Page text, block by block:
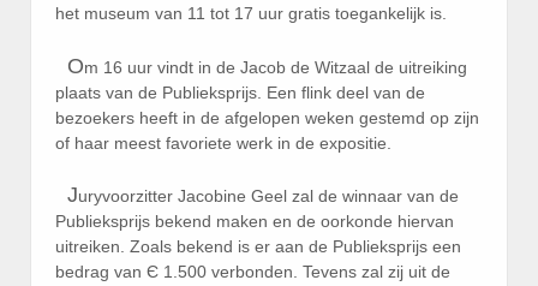
het museum van 11 tot 17 uur gratis toegankelijk is.
Om 16 uur vindt in de Jacob de Witzaal de uitreiking
plaats van de Publieksprijs. Een flink deel van de
bezoekers heeft in de afgelopen weken gestemd op zijn
of haar meest favoriete werk in de expositie.
Juryvoorzitter Jacobine Geel zal de winnaar van de
Publieksprijs bekend maken en de oorkonde hiervan
uitreiken. Zoals bekend is er aan de Publieksprijs een
bedrag van Є 1.500 verbonden. Tevens zal zij uit de